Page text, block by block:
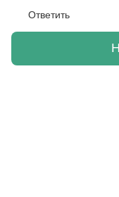
Ответить